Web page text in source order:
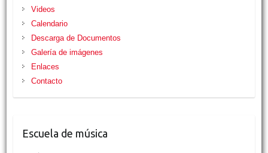
Videos
Calendario
Descarga de Documentos
Galería de imágenes
Enlaces
Contacto
Escuela de música